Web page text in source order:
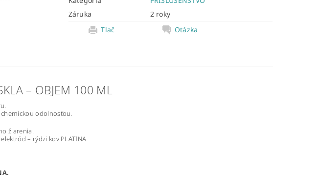
Záruka
2 roky
Tlač
Otázka
– OBJEM 100 ML
odolnosťou.
žiarenia.
– rýdzi kov PLATINA.